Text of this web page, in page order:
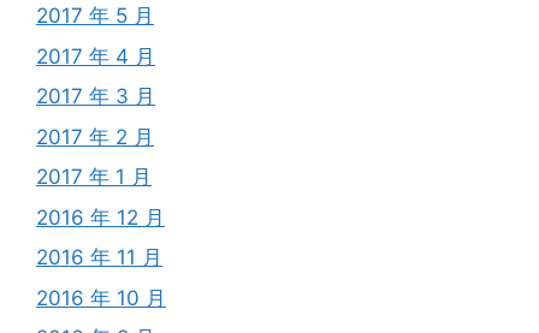
2017 年 5 月
2017 年 4 月
2017 年 3 月
2017 年 2 月
2017 年 1 月
2016 年 12 月
2016 年 11 月
2016 年 10 月